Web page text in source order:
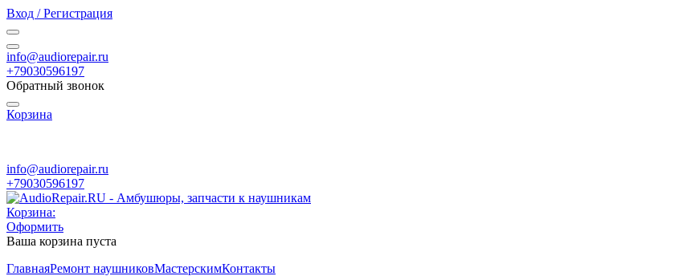
Вход / Регистрация
info@audiorepair.ru
+79030596197
Обратный звонок
Корзина
info@audiorepair.ru
+79030596197
Корзина:
Оформить
Ваша корзина пуста
ГлавнаяРемонт наушниковМастерскимКонтакты